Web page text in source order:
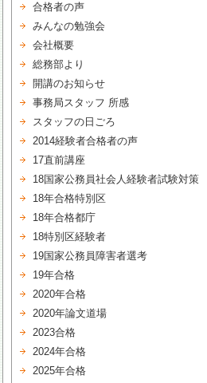
合格者の声
みんなの勉強会
会社概要
総務部より
開講のお知らせ
事務局スタッフ 所感
スタッフの日ごろ
2014経験者合格者の声
17直前講座
18国家公務員社会人経験者試験対策
18年合格特別区
18年合格都庁
18特別区経験者
19国家公務員障害者選考
19年合格
2020年合格
2020年論文道場
2023合格
2024年合格
2025年合格